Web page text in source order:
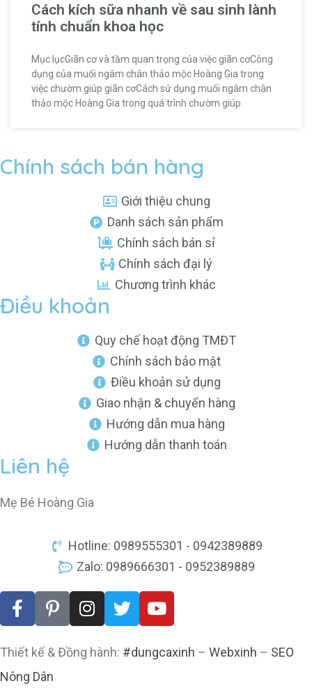
Cách kích sữa nhanh về sau sinh lành
tính chuẩn khoa học
Mục lụcGiãn cơ và tầm quan trọng của việc giãn cơCông
dụng của muối ngâm chân thảo mộc Hoàng Gia trong
việc chườm giúp giãn cơCách sử dụng muối ngâm chân
thảo mộc Hoàng Gia trong quá trình chườm giúp
Chính sách bán hàng
Giới thiệu chung
Danh sách sản phẩm
Chính sách bán sỉ
Chính sách đại lý
Chương trình khác
Điều khoản
Quy chế hoạt động TMĐT
Chính sách bảo mật
Điều khoản sử dụng
Giao nhận & chuyển hàng
Hướng dẫn mua hàng
Hướng dẫn thanh toán
Liên hệ
Mẹ Bé Hoàng Gia
Hotline: 0989555301 - 0942389889
Zalo: 0989666301 - 0952389889
Thiết kế & Đồng hành: #dungcaxinh – Webxinh – SEO
Nông Dân